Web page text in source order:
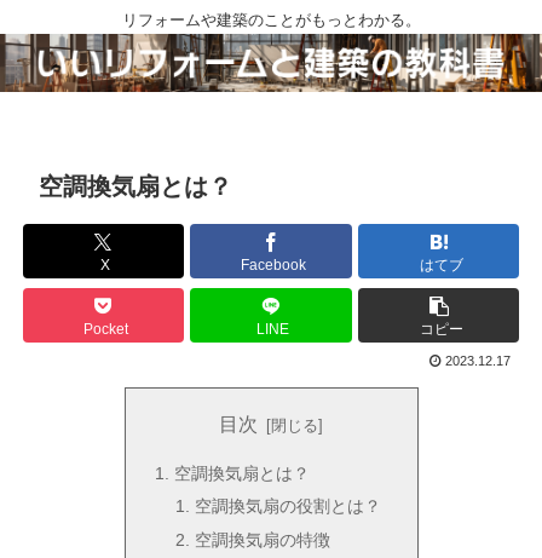
リフォームや建築のことがもっとわかる。
空調換気扇とは？
X Facebook はてブ
Pocket LINE コピー
2023.12.17
目次
空調換気扇とは？
空調換気扇の役割とは？
空調換気扇の特徴